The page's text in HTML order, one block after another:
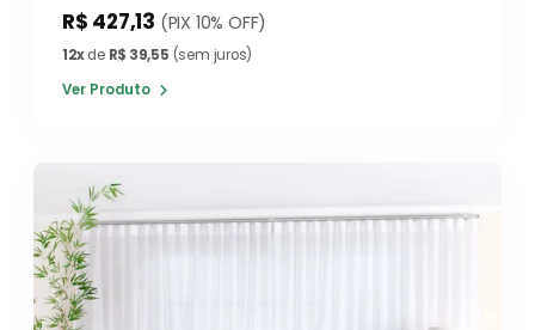
R$ 427,13 (PIX 10% OFF)
12xde R$ 39,55 (sem juros)
Ver Produto